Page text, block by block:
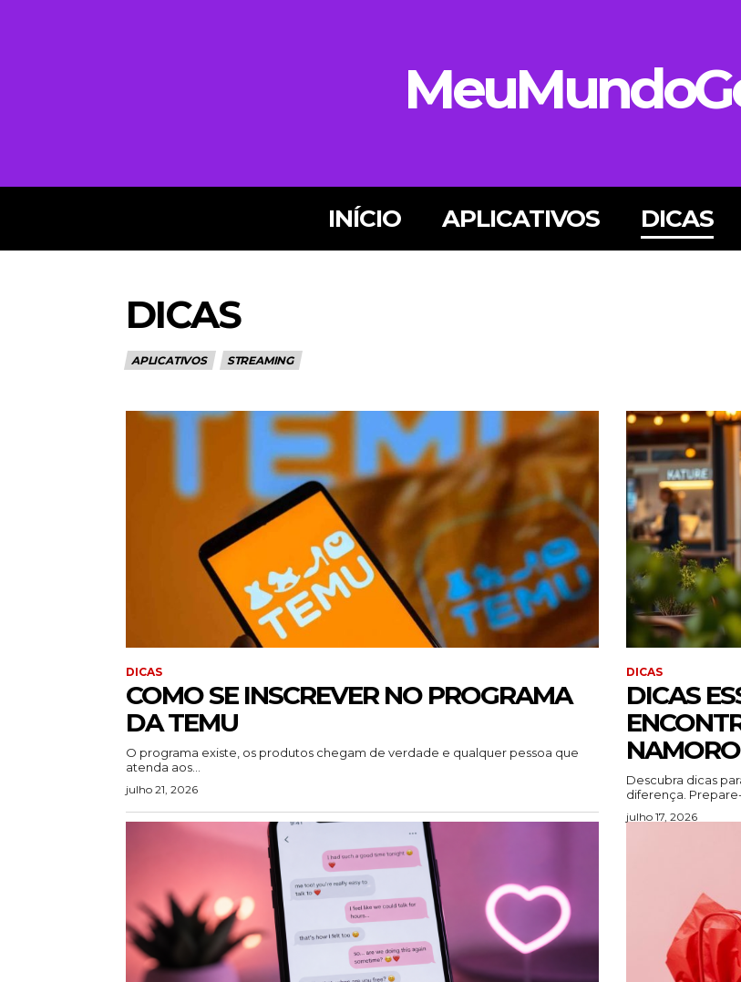
INÍCIO APLICATIVOS DICAS
DICAS
APLICATIVOS STREAMING
DICAS
COMO SE INSCREVER NO PROGRAMA
DA TEMU
O programa existe, os produtos chegam de verdade e qualquer pessoa que
atenda aos...
julho 21, 2026
DICAS
DICAS
NAMORO
Descubra dicas
diferença.
julho 17, 2026